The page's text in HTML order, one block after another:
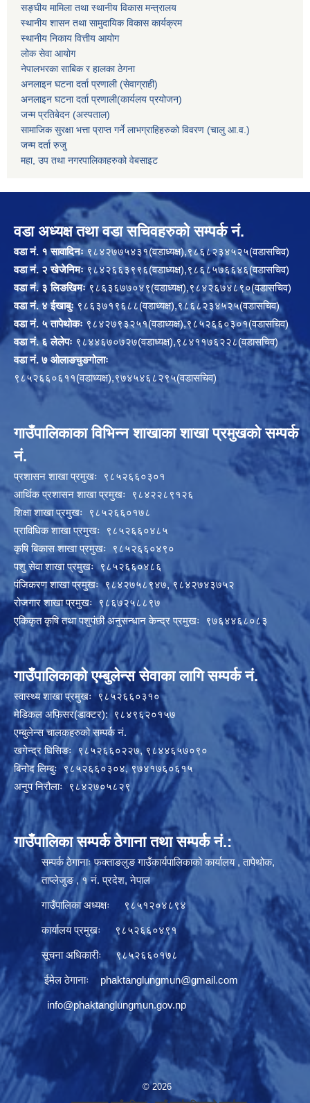
सङ्घीय मामिला तथा स्थानीय विकास मन्त्रालय
स्थानीय शासन तथा सामुदायिक विकास कार्यक्रम
स्थानीय निकाय वित्तीय आयोग
लोक सेवा आयोग
नेपालभरका साबिक र हालका ठेगना
अनलाइन घटना दर्ता प्रणाली (सेवाग्राही)
अनलाइन घटना दर्ता प्रणाली(कार्यलय प्रयोजन)
जन्म प्रतिबेदन (अस्पताल)
सामाजिक सुरक्षा भत्ता प्राप्त गर्ने लाभग्राहिहरुको विवरण (चालु आ.व.)
जन्म दर्ता रुजु
महा, उप तथा नगरपालिकाहरुको वेबसाइट
वडा अध्यक्ष तथा वडा सचिवहरुको सम्पर्क नं.
वडा नं. १ सावादिनः ९८४२७७५४३१(वडाध्यक्ष),९८६८२३४५२५(वडासचिव)
वडा नं. २ खेजेनिमः९८४२६६३९९६(वडाध्यक्ष),९८६८५७६६४६(वडासचिव)
वडा नं. ३ लिङखिमः९८६३६७७०४९(वडाध्यक्ष),९८४२६७४८९०(वडासचिव)
वडा नं. ४ ईखाबुः९८६३७१९६८८(वडाध्यक्ष),९८६८२३४५२५(वडासचिव)
वडा नं. ५ तापेथोकः ९८४२७९३२५१(वडाध्यक्ष),९८५२६६०३०१(वडासचिव)
वडा नं. ६ लेलेपः ९८४४६७०७२७(वडाध्यक्ष),९८४११७६२२८(वडासचिव)
वडा नं. ७ ओलाङचुङगोलाः
९८५२६६०६११(वडाध्यक्ष),९७४५४६८२९५(वडासचिव)
गाउँपालिकाका विभिन्न शाखाका शाखा प्रमुखको सम्पर्क
नं.
प्रशासन शाखा प्रमुखः ९८५२६६०३०१
आर्थिक प्रशासन शाखा प्रमुखः ९८४२२८९१२६
शिक्षा शाखा प्रमुखः ९८५२६६०१७८
प्राविधिक शाखा प्रमुखः ९८५२६६०४८५
कृषि बिकास शाखा प्रमुखः ९८५२६६०४९०
पशु सेवा शाखा प्रमुखः ९८५२६६०४८६
पंजिकरण शाखा प्रमुखः ९८४२७५८९४७, ९८४२७४३७५२
रोजगार शाखा प्रमुखः ९८६७२५८८९७
एकिकृत कृषि तथा पशुपंछी अनुसन्धान केन्द्र प्रमुखः ९७६४४६८०८३
गाउँपालिकाको एम्बुलेन्स सेवाका लागि सम्पर्क नं.
स्वास्थ्य शाखा प्रमुखः ९८५२६६०३१०
मेडिकल अफिसर(डाक्टर): ९८४९६२०१५७
एम्बुलेन्स चालकहरुको सम्पर्क नं.
खगेन्द्र घिसिङः ९८५२६६०२२७, ९८४४६५७०९०
बिनोद लिम्बुः ९८५२६६०३०४, ९७४१७६०६१५
अनुप निरौलाः ९८४२७०५८२९
गाउँपालिका सम्पर्क ठेगाना तथा सम्पर्क नं.:
सम्पर्क ठेगानाः फक्ताङलुङ गाउँकार्यपालिकाको कार्यालय , तापेथोक,
ताप्लेजुङ , १ नं. प्रदेश, नेपाल
गाउँपालिका अध्यक्षः ९८५१२०४८९४
कार्यालय प्रमुखः ९८५२६६०४९१
सूचना अधिकारीः ९८५२६६०१७८
ईमेल ठेगानाः phaktanglungmun@gmail.com
info@phaktanglungmun.gov.np
© 2026